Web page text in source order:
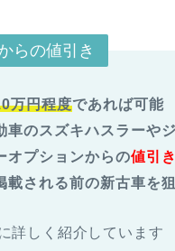
らの値引き
万円程度であれば可能
車のスズキハスラーや
オプションからの値引
載される前の新古車を狙
詳しく紹介しています